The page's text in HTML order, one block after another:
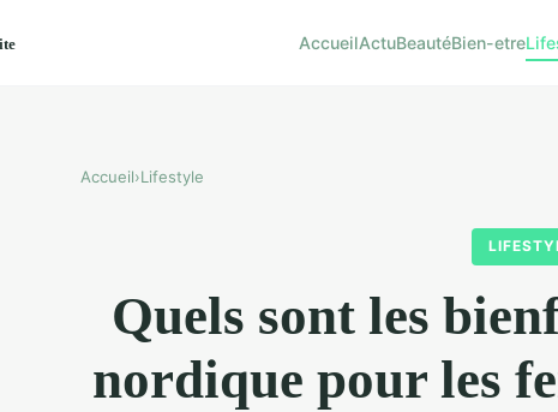
AccueilActuBeautéBien-etre
Accueil›Lifestyle
Quels sont les
nordique pour les